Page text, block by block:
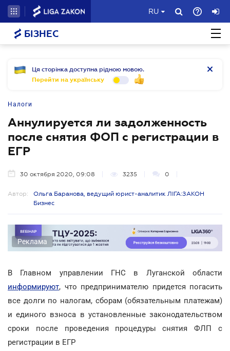
RU
БІЗНЕС
Ця сторінка доступна рідною мовою.
Перейти на українську
Налоги
Аннулируется ли задолженность
после снятия ФОП с регистрации в
ЕГР
30 октября 2020, 09:08 3235 0
Автор:
Ольга Баранова, ведущий юрист-аналитик ЛІГА:ЗАКОН
Бизнес
Реклама
В Главном управлении ГНС в Луганской области
информируют, что предпринимателю придется погасить
все долги по налогам, сборам (обязательным платежам)
и единого взноса в установленные законодательством
сроки после проведения процедуры снятия ФЛП с
регистрации в ЕГР